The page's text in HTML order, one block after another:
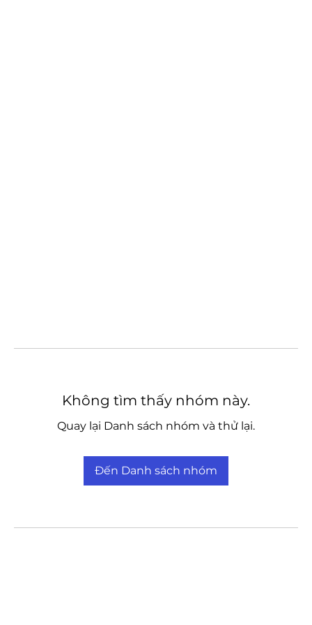
Không tìm thấy nhóm này.
Quay lại Danh sách nhóm và thử lại.
Đến Danh sách nhóm